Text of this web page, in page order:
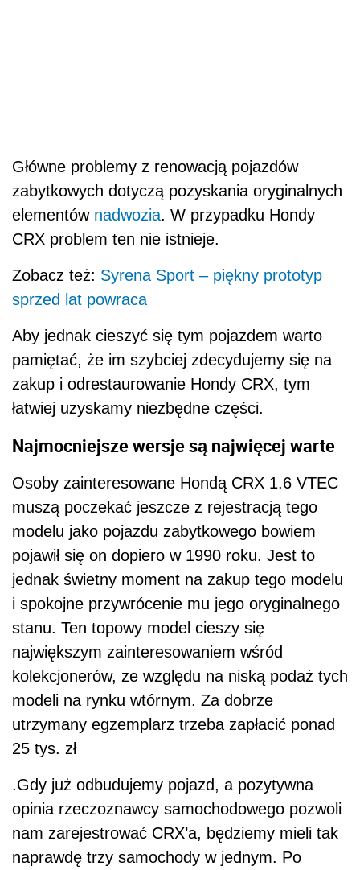
Główne problemy z renowacją pojazdów
zabytkowych dotyczą pozyskania oryginalnych
elementów nadwozia. W przypadku Hondy
CRX problem ten nie istnieje.
Zobacz też: Syrena Sport – piękny prototyp
sprzed lat powraca
Aby jednak cieszyć się tym pojazdem warto
pamiętać, że im szybciej zdecydujemy się na
zakup i odrestaurowanie Hondy CRX, tym
łatwiej uzyskamy niezbędne części.
Najmocniejsze wersje są najwięcej warte
Osoby zainteresowane Hondą CRX 1.6 VTEC
muszą poczekać jeszcze z rejestracją tego
modelu jako pojazdu zabytkowego bowiem
pojawił się on dopiero w 1990 roku. Jest to
jednak świetny moment na zakup tego modelu
i spokojne przywrócenie mu jego oryginalnego
stanu. Ten topowy model cieszy się
największym zainteresowaniem wśród
kolekcjonerów, ze względu na niską podaż tych
modeli na rynku wtórnym. Za dobrze
utrzymany egzemplarz trzeba zapłacić ponad
25 tys. zł
.Gdy już odbudujemy pojazd, a pozytywna
opinia rzeczoznawcy samochodowego pozwoli
nam zarejestrować CRX’a, będziemy mieli tak
naprawdę trzy samochody w jednym. Po